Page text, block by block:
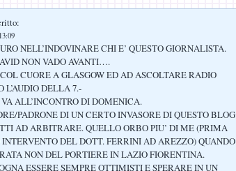
NELL’INDOVINARE CHI E’ QUESTO GIORNALISTA.
NON VADO AVANTI….
CUORE A GLASGOW ED AD ASCOLTARE RADIO
L’AUDIO DELLA 7.-
ALL’INCONTRO DI DOMENICA.
PADRONE DI UN CERTO INVASORE DI QUESTO BLOG
AD ARBITRARE. QUELLO ORBO PIU’ DI ME (PRIMA
DEL DOTT. FERRINI AD AREZZO) QUANDO
NON DEL PORTIERE IN LAZIO FIORENTINA.
ESSERE SEMPRE OTTIMISTI E SPERARE IN UN